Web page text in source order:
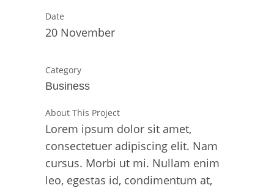
Date
20 November
Category
Business
About This Project
Lorem ipsum dolor sit amet,
consectetuer adipiscing elit. Nam
cursus. Morbi ut mi. Nullam enim
leo, egestas id, condimentum at,